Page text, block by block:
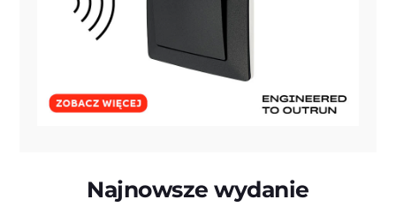
Najnowsze wydanie